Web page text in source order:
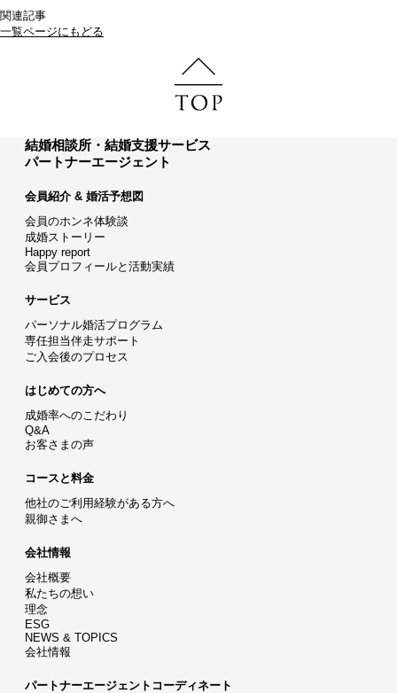
関連記事
一覧ページにもどる
結婚相談所・結婚支援サービス
パートナーエージェント
会員紹介 & 婚活予想図
会員のホンネ体験談
成婚ストーリー
Happy report
会員プロフィールと活動実績
サービス
パーソナル婚活プログラム
専任担当伴走サポート
ご入会後のプロセス
はじめての方へ
成婚率へのこだわり
Q&A
お客さまの声
コースと料金
他社のご利用経験がある方へ
親御さまへ
会社情報
会社概要
私たちの想い
理念
ESG
NEWS & TOPICS
会社情報
パートナーエージェントコーディネート